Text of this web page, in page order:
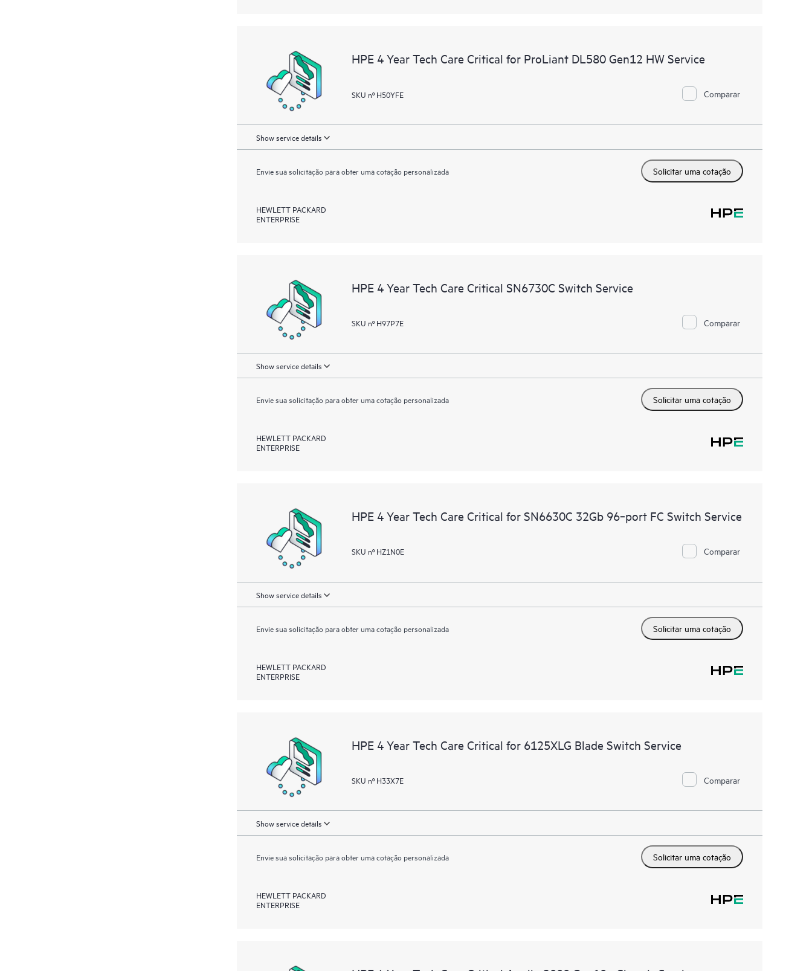
HPE 4 Year Tech Care Critical for ProLiant DL580 Gen12 HW Service
SKU nº H50YFE Comparar
Show service details
Envie sua solicitação para obter uma cotação personalizada Solicitar uma cotação
HEWLETT PACKARD
ENTERPRISE
HPE 4 Year Tech Care Critical SN6730C Switch Service
SKU nº H97P7E Comparar
Show service details
Envie sua solicitação para obter uma cotação personalizada Solicitar uma cotação
HEWLETT PACKARD
ENTERPRISE
HPE 4 Year Tech Care Critical for SN6630C 32Gb 96‑port FC Switch Service
SKU nº HZ1N0E Comparar
Show service details
Envie sua solicitação para obter uma cotação personalizada Solicitar uma cotação
HEWLETT PACKARD
ENTERPRISE
HPE 4 Year Tech Care Critical for 6125XLG Blade Switch Service
SKU nº H33X7E Comparar
Show service details
Envie sua solicitação para obter uma cotação personalizada Solicitar uma cotação
HEWLETT PACKARD
ENTERPRISE